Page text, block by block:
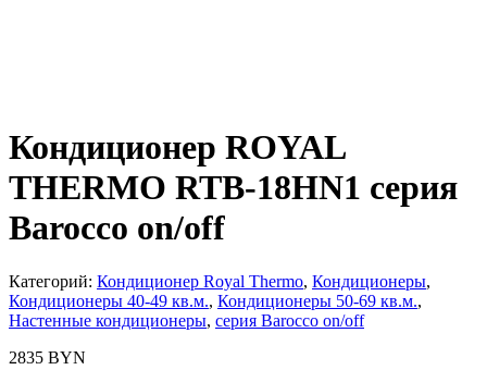
Кондиционер ROYAL
THERMO RTB-18HN1 серия
Barocco on/off
Категорий: Кондиционер Royal Thermo, Кондиционеры,
Кондиционеры 40-49 кв.м., Кондиционеры 50-69 кв.м.,
Настенные кондиционеры, серия Barocco on/off
2835 BYN